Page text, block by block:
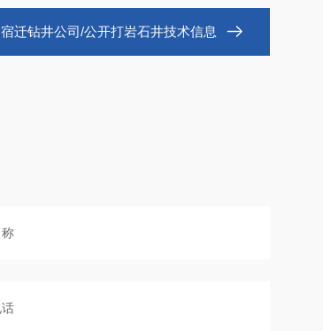
宿迁钻井公司/公开打岩石井技术信息